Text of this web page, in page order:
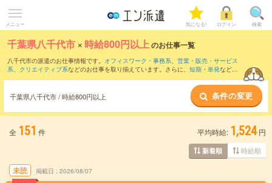
メニュー 気になる! ログイン 検索
千葉県八千代市 × 時給800円以上のお仕事一覧
八千代市の派遣のお仕事情報です。 オフィスワーク・事務系、 営業・販売・サービス
系、 クリエイティブ系などのお仕事を取り揃えています。さらに、 短期 ・ 単発などの
時給1150円以上・ 1800円以上の求人はこちら
当サイトでは法令を遵守し、最低賃金以上の求人のみを掲載しています。
千葉県八千代市 / 時給800円以上 条件の変更
全 151 件 平均時給: 1,524 円
新着順 時給順
未読 掲載日 2026/08/07